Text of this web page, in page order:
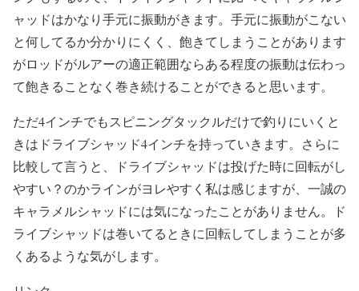
ャッドはかなり手元に振動がきます。手元に振動がこない
と何してるか分かりにくく、飽きてしまうことがあります
がロッドがルアーの適正範囲ならある程度の振動は伝わっ
て飽きることなく巻き続けることができると思います。
ただ4インチでもスピニングタックルだけで釣りにいくと
きはドライブシャッド4インチを持っていきます。さらに
比較して言うと、ドライブシャッドは投げた時に回転がし
やすい？のかラインがヨレやすく私は感じますが、一誠の
キャラメルシャッドには気になったことがありません。ド
ライブシャッドは巻いてるときに回転してしまうことが多
くあるような気がします。